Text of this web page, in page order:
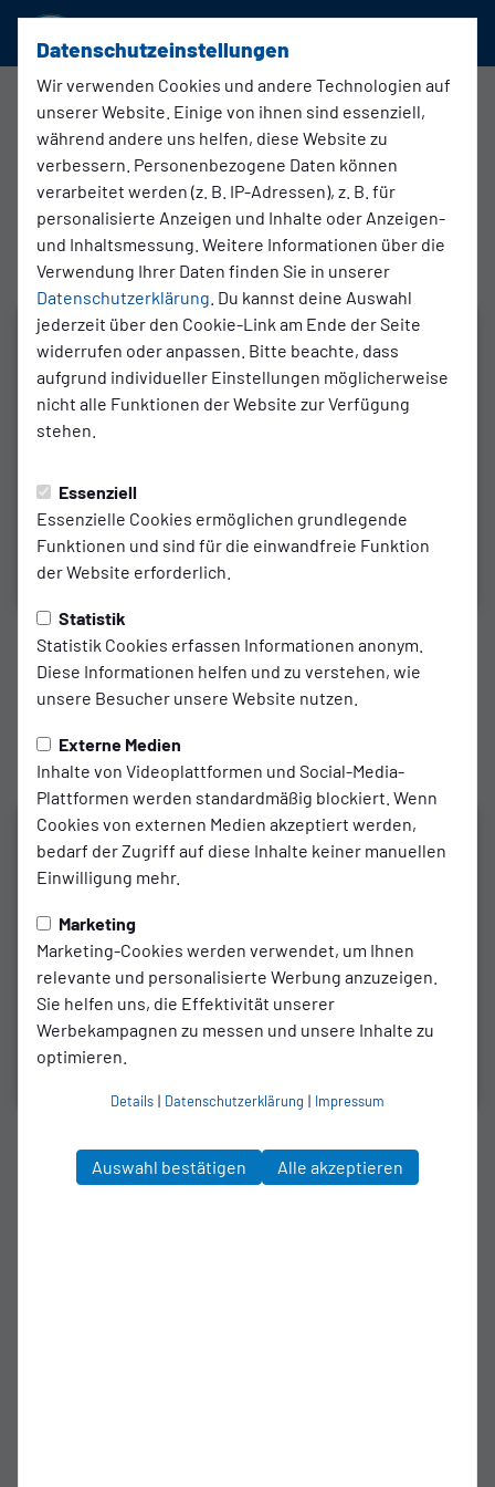
Datenschutzeinstellungen
Wir verwenden Cookies und andere Technologien auf
unserer Website. Einige von ihnen sind essenziell,
während andere uns helfen, diese Website zu
verbessern. Personenbezogene Daten können
verarbeitet werden (z. B. IP-Adressen), z. B. für
personalisierte Anzeigen und Inhalte oder Anzeigen-
und Inhaltsmessung. Weitere Informationen über die
Verwendung Ihrer Daten finden Sie in unserer
Datenschutzerklärung . Du kannst deine Auswahl
jederzeit über den Cookie-Link am Ende der Seite
widerrufen oder anpassen. Bitte beachte, dass
aufgrund individueller Einstellungen möglicherweise
nicht alle Funktionen der Website zur Verfügung
stehen.
Essenziell
Essenzielle Cookies ermöglichen grundlegende
Funktionen und sind für die einwandfreie Funktion
der Website erforderlich.
Statistik
Statistik Cookies erfassen Informationen anonym.
Diese Informationen helfen und zu verstehen, wie
unsere Besucher unsere Website nutzen.
Externe Medien
Inhalte von Videoplattformen und Social-Media-
Plattformen werden standardmäßig blockiert. Wenn
Cookies von externen Medien akzeptiert werden,
bedarf der Zugriff auf diese Inhalte keiner manuellen
Einwilligung mehr.
Marketing
Marketing-Cookies werden verwendet, um Ihnen
relevante und personalisierte Werbung anzuzeigen.
Sie helfen uns, die Effektivität unserer
Werbekampagnen zu messen und unsere Inhalte zu
optimieren.
Details | Datenschutzerklärung | Impressum
Auswahl bestätigen Alle akzeptieren
Regionalliga West , 20. Spieltag
SSVg Velbert
1. Mannschaft
2:3
VfL Bochum 1848
2. Mannschaft (U21)
1. MANNSCHAFT
Highlights
zum Video
SSVg Velbert - VfL Bochum II - RL